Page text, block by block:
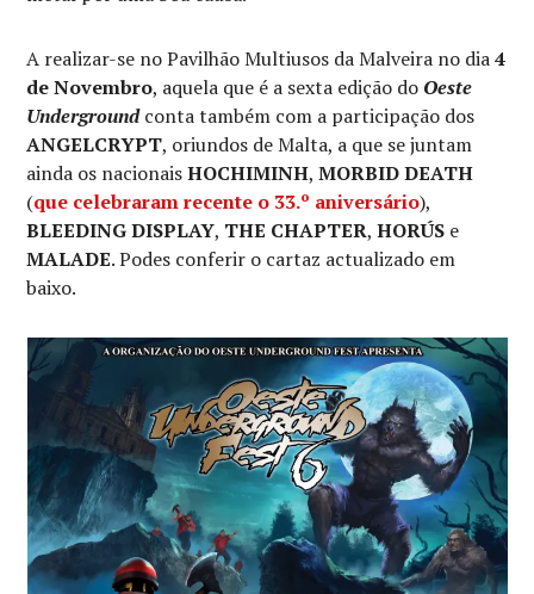
A realizar-se no Pavilhão Multiusos da Malveira no dia4
de Novembro, aquela que é a sexta edição do Oeste
Undergroundconta também com a participação dos
ANGELCRYPT, oriundos de Malta, a que se juntam
ainda os nacionaisHOCHIMINH,MORBID DEATH
(que celebraram recente o 33.º aniversário),
BLEEDING DISPLAY, THE CHAPTER,HORÚS e
MALADE. Podes conferir o cartaz actualizado em
baixo.